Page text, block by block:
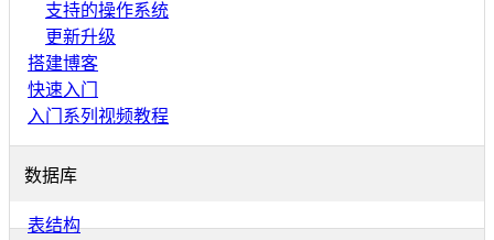
支持的操作系统
更新升级
搭建博客
快速入门
入门系列视频教程
数据库
表结构